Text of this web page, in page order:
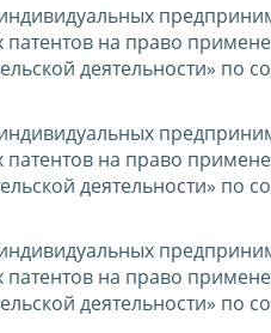
индивидуальных
на право
деятельности» по
индивидуальных
на право
деятельности» по
индивидуальных
на право
деятельности» по